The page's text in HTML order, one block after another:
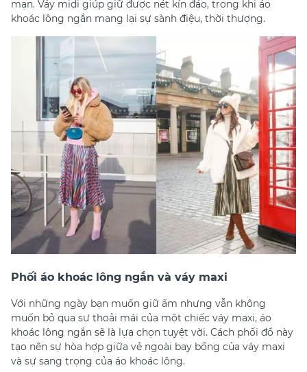
mạn. Váy midi giúp giữ được nét kín đáo, trong khi áo
khoác lông ngắn mang lại sự sành điệu, thời thượng.
Phối áo khoác lông ngắn và váy maxi
Với những ngày bạn muốn giữ ấm nhưng vẫn không
muốn bỏ qua sự thoải mái của một chiếc váy maxi, áo
khoác lông ngắn sẽ là lựa chọn tuyệt vời. Cách phối đồ này
tạo nên sự hòa hợp giữa vẻ ngoài bay bổng của váy maxi
và sự sang trọng của áo khoác lông.